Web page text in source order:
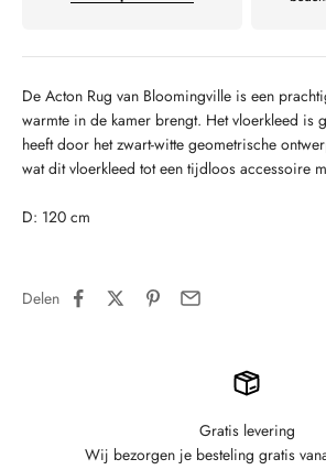
De Acton Rug van Bloomingville is een
warmte in de kamer brengt. Het vloerkleed is
heeft door het zwart-witte geometrische
wat dit vloerkleed tot een tijdloos accessoire
D: 120 cm
Delen
Gratis levering
Wij bezorgen je besteling gratis